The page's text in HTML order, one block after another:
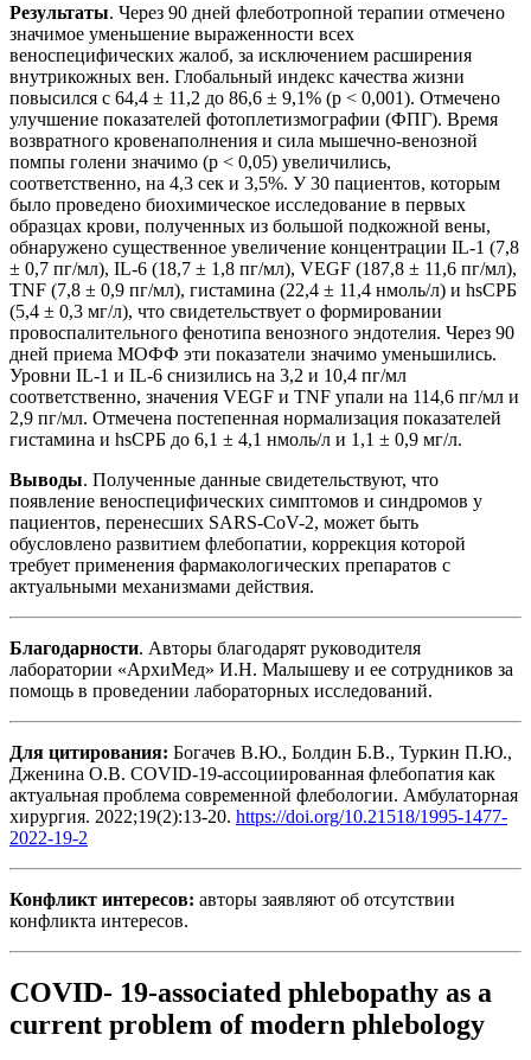
Результаты. Через 90 дней флеботропной терапии отмечено
значимое уменьшение выраженности всех
веноспецифических жалоб, за исключением расширения
внутрикожных вен. Глобальный индекс качества жизни
повысился с 64,4 ± 11,2 до 86,6 ± 9,1% (p < 0,001). Отмечено
улучшение показателей фотоплетизмографии (ФПГ). Время
возвратного кровенаполнения и сила мышечно-венозной
помпы голени значимо (p < 0,05) увеличились,
соответственно, на 4,3 сек и 3,5%. У 30 пациентов, которым
было проведено биохимическое исследование в первых
образцах крови, полученных из большой подкожной вены,
обнаружено существенное увеличение концентрации IL-1 (7,8
± 0,7 пг/мл), IL-6 (18,7 ± 1,8 пг/мл), VEGF (187,8 ± 11,6 пг/мл),
TNF (7,8 ± 0,9 пг/мл), гистамина (22,4 ± 11,4 нмоль/л) и hsСРБ
(5,4 ± 0,3 мг/л), что свидетельствует о формировании
провоспалительного фенотипа венозного эндотелия. Через 90
дней приема МОФФ эти показатели значимо уменьшились.
Уровни IL-1 и IL-6 снизились на 3,2 и 10,4 пг/мл
соответственно, значения VEGF и TNF упали на 114,6 пг/мл и
2,9 пг/мл. Отмечена постепенная нормализация показателей
гистамина и hsСРБ до 6,1 ± 4,1 нмоль/л и 1,1 ± 0,9 мг/л.
Выводы. Полученные данные свидетельствуют, что
появление веноспецифических симптомов и синдромов у
пациентов, перенесших SARS-CoV-2, может быть
обусловлено развитием флебопатии, коррекция которой
требует применения фармакологических препаратов с
актуальными механизмами действия.
Благодарности. Авторы благодарят руководителя
лаборатории «АрхиМед» И.Н. Малышеву и ее сотрудников за
помощь в проведении лабораторных исследований.
Для цитирования: Богачев В.Ю., Болдин Б.В., Туркин П.Ю.,
Дженина О.В. COVID-19-ассоциированная флебопатия как
актуальная проблема современной флебологии. Амбулаторная
хирургия. 2022;19(2):13-20. https://doi.org/10.21518/1995-1477-
2022-19-2
Конфликт интересов: авторы заявляют об отсутствии
конфликта интересов.
COVID- 19-associated phlebopathy as a
current problem of modern phlebology